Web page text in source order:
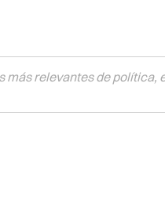
más relevantes de política,